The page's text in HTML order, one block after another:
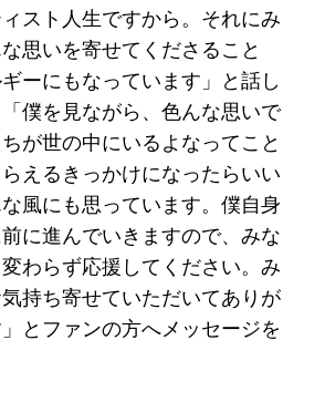
スト人生ですから。それにみ
思いを寄せてくださること
ーにもなっています」と話し
僕を見ながら、色んな思いで
が世の中にいるよなってこと
えるきっかけになったらいい
風にも思っています。僕自身
に進んでいきますので、みな
わらず応援してください。み
持ち寄せていただいてありが
とファンの方へメッセージを